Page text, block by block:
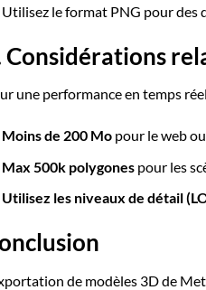
Utilisez le format PNG pour des
Considérations
une performance en temps
Moins de 200 Mopour le web
Max 500k polygonespour les
Utilisez les niveaux de détail
de modèles 3D de